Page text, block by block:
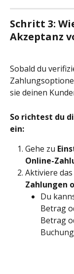
Schritt 3:
Akzeptanz
Sobald du
sie deinen
So richtest du
ein:
Gehe zu
Online-
Aktiviere
Zahlungen
Du
Betrag
Betrag